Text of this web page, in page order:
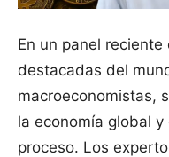
En un panel
destacadas del
macroeconomistas,
la economía global
proceso. Los